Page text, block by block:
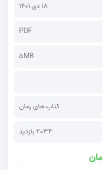
۱۸ دی ۱۴۰۱
PDF
5MB
کتاب های رمان
2034 بازدید